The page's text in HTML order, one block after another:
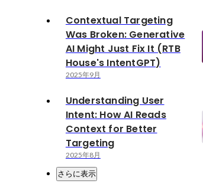
Contextual Targeting
Was Broken: Generative
AI Might Just Fix It (RTB
House's IntentGPT)
2025年9月
Understanding User
Intent: How AI Reads
Context for Better
Targeting
2025年8月
さらに表示